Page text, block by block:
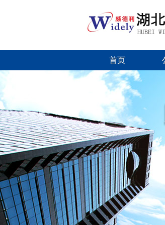
首页